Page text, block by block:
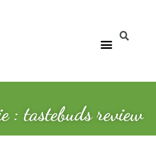
: tastebuds review